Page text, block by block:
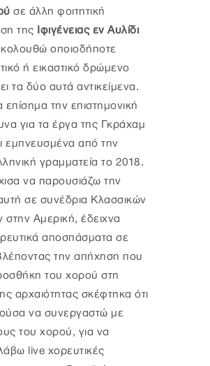
σε άλλη φοιτητική
της Ιφιγένειας εν Αυλίδι
οποιοδήποτε
ή εικαστικό δρώμενο
τα δύο αυτά αντικείμενα.
επίσημα την επιστημονική
για τα έργα της Γκράχαμ
εμπνευσμένα από την
γραμματεία το 2018.
να παρουσιάζω την
σε συνέδρια Κλασσικών
Αμερική, έδειχνα
αποσπάσματα σε
την απήχηση που
του χορού στη
αρχαιότητας σκέφτηκα ότι
να συνεργαστώ με
του χορού, για να
live χορευτικές